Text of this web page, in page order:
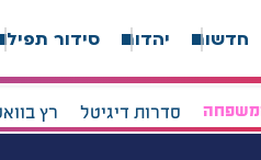
חדשות יהדות סידור
סדרות דיגיטל רץ